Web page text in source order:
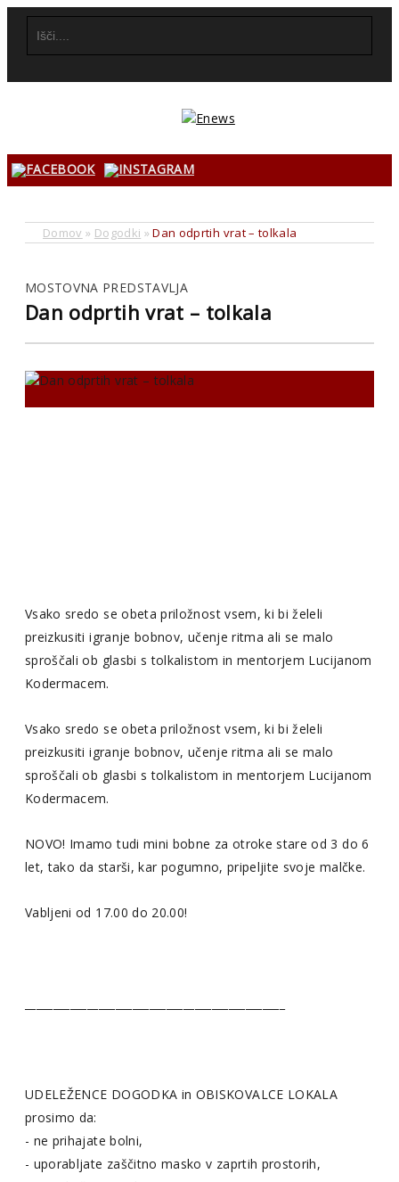
Domov » Dogodki »Dan odprtih vrat – tolkala
MOSTOVNA PREDSTAVLJA
Dan odprtih vrat – tolkala
Vsako sredo se obeta priložnost vsem, ki bi želeli
preizkusiti igranje bobnov, učenje ritma ali se malo
sproščali ob glasbi s tolkalistom in mentorjem Lucijanom
Kodermacem.
Vsako sredo se obeta priložnost vsem, ki bi želeli
preizkusiti igranje bobnov, učenje ritma ali se malo
sproščali ob glasbi s tolkalistom in mentorjem Lucijanom
Kodermacem.
NOVO! Imamo tudi mini bobne za otroke stare od 3 do 6
let, tako da starši, kar pogumno, pripeljite svoje malčke.
Vabljeni od 17.00 do 20.00!
UDELEŽENCE DOGODKA in OBISKOVALCE LOKALA
prosimo da:
- ne prihajate bolni,
- uporabljate zaščitno masko v zaprtih prostorih,